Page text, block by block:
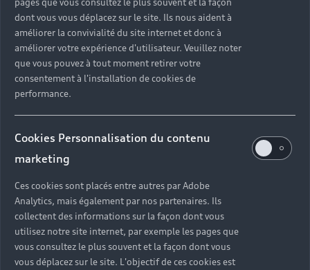
Les séries iconiques Audi
Incarnant la passion pour la performance Audi,
découvrez les séries iconiques des modèles R8 et
RS.
dont vous vous déplacez sur le site. Ils nous aident à
améliorer la convivialité du site internet et donc à
améliorer votre expérience d'utilisateur. Veuillez noter
que vous pouvez à tout moment retirer votre
consentement à l'installation de cookies de
performance.
Cookies Personnalisation du contenu
marketing
Ces cookies sont placés entre autres par Adobe
Analytics, mais également par nos partenaires. Ils
collectent des informations sur la façon dont vous
utilisez notre site internet, par exemple les pages que
vous consultez le plus souvent et la façon dont vous
vous déplacez sur le site. L'objectif de ces cookies est